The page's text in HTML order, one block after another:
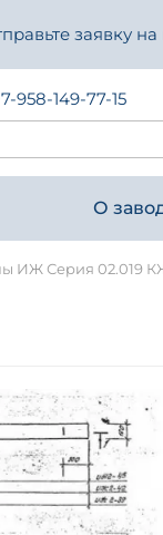
заявку
958-149-77-15
О
ИЖ Серия 02.019